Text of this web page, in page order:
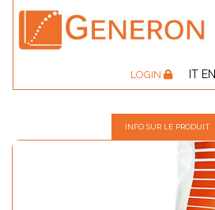
LOGIN IT EN
INFO SUR LE PRODUIT